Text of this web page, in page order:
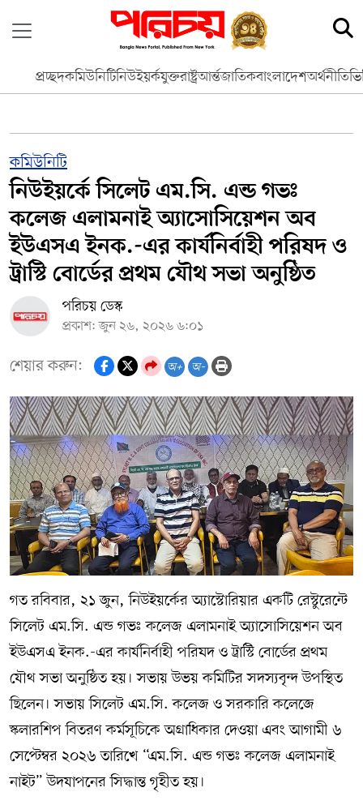
প্রচ্ছদকমিউনিটিনিউইয়র্কযুক্তরাষ্ট্রআর্ন্তজাতিকবাংলাদেশঅর্থনীতি
কমিউনিটি
নিউইয়র্কে সিলেট এম.সি. এন্ড গভঃ
কলেজ এলামনাই অ্যাসোসিয়েশন অব
ইউএসএ ইনক.-এর কার্যনির্বাহী পরিষদ ও
ট্রাস্টি বোর্ডের প্রথম যৌথ সভা অনুষ্ঠিত
পরিচয় ডেস্ক
প্রকাশ: জুন ২৬, ২০২৬ ৬:০১
শেয়ার করুন: অ+ অ-
গত রবিবার, ২১ জুন, নিউইয়র্কের অ্যাস্টোরিয়ার একটি রেস্টুরেন্টে
সিলেট এম.সি. এন্ড গভঃ কলেজ এলামনাই অ্যাসোসিয়েশন অব
ইউএসএ ইনক.-এর কার্যনির্বাহী পরিষদ ও ট্রাস্টি বোর্ডের প্রথম
যৌথ সভা অনুষ্ঠিত হয়। সভায় উভয় কমিটির সদস্যবৃন্দ উপস্থিত
ছিলেন। সভায় সিলেট এম.সি. কলেজ ও সরকারি কলেজে
স্কলারশিপ বিতরণ কর্মসূচিকে অগ্রাধিকার দেওয়া এবং আগামী ৬
সেপ্টেম্বর ২০২৬ তারিখে “এম.সি. এন্ড গভঃ কলেজ এলামনাই
নাইট” উদযাপনের সিদ্ধান্ত গৃহীত হয়।